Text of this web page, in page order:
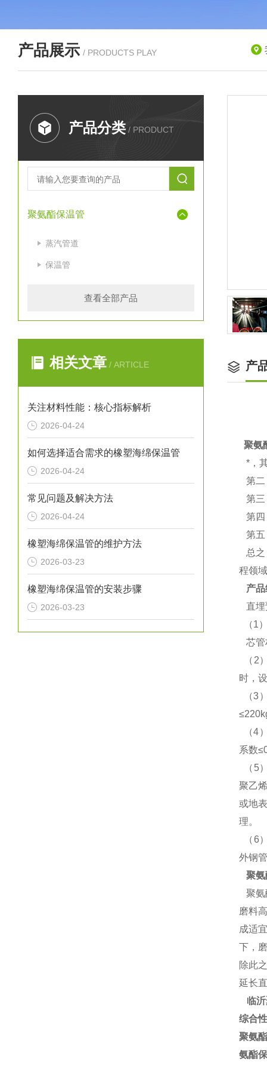
产品展示 / PRODUCTS PLAY
产品分类 / PRODUCT
聚氨酯保温管
蒸汽管道
保温管
查看全部产品
相关文章 / ARTICLE
关注材料性能：核心指标解析
2026-04-24
如何选择适合需求的橡塑海绵保温管
2026-04-24
常见问题及解决方法
2026-04-24
橡塑海绵保温管的维护方法
2026-03-23
橡塑海绵保温管的安装步骤
2026-03-23
产
聚氨
*，
第二
第三
第四
第五
总之
程领
产品
直埋
（1
芯管
（2
时，
（3
（4
系数
（5
聚乙
或地
理。
（6
外钢
聚氨
聚氨
磨料
成适
下，
除此
延长
临沂
综合
聚氨
氨酯